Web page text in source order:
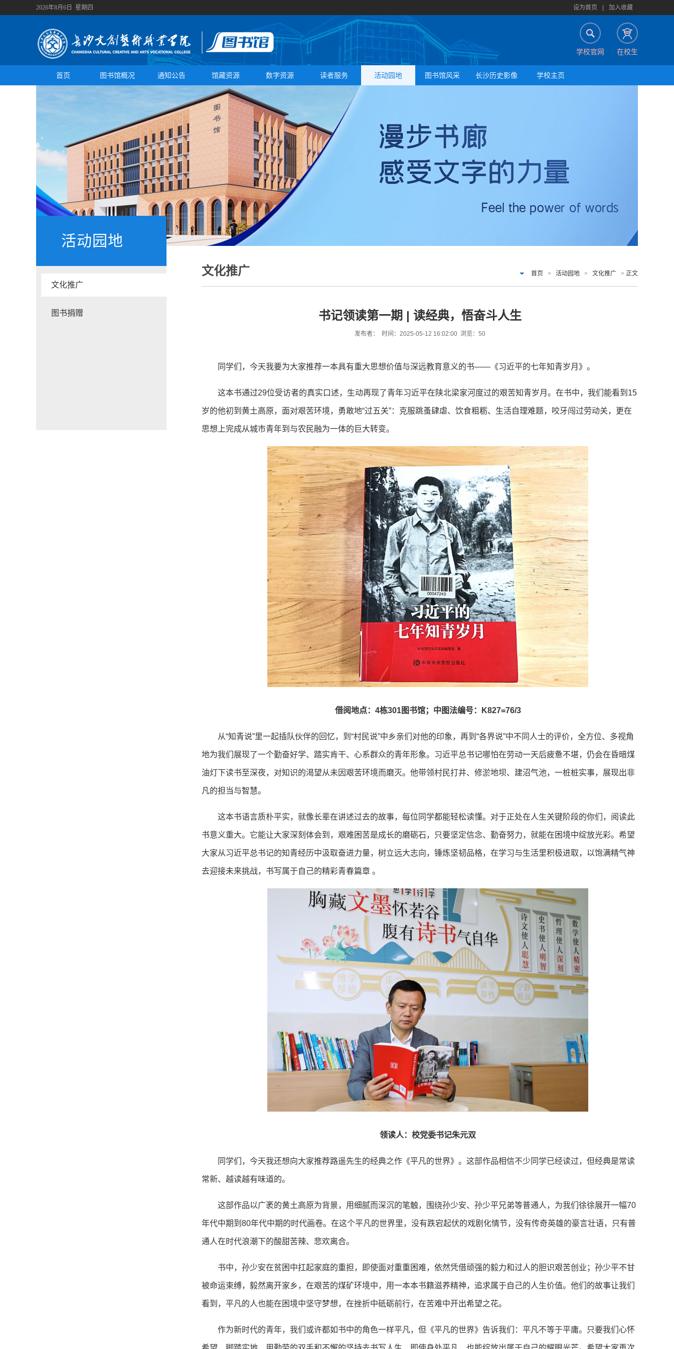
2026年8月6日 星期四 设为首页 加入收藏
学校官网 在校生
首页 图书馆概况 通知公告 馆藏资源 数字资源 读者服务 活动园地 图书馆风采 长沙历史影像 学校主页
活动园地
文化推广
图书捐赠
文化推广 首页 > 活动园地 > 文化推广 > 正文
书记领读第一期 | 读经典，悟奋斗人生
发布者： 时间：2025-05-12 16:02:00 浏览： 50
同学们，今天我要为大家推荐一本具有重大思想价值与深远教育意义的书——《习近平的七年知青岁月》。
这本书通过29位受访者的真实口述，生动再现了青年习近平在陕北梁家河度过的艰苦知青岁月。在书中，我们能看到15
岁的他初到黄土高原，面对艰苦环境，勇敢地“过五关”：克服跳蚤肆虐、饮食粗粝、生活自理难题，咬牙闯过劳动关，更在
思想上完成从城市青年到与农民融为一体的巨大转变。
借阅地点：4栋301图书馆；中图法编号：K827=76/3
从“知青说”里一起插队伙伴的回忆，到“村民说”中乡亲们对他的印象，再到“各界说”中不同人士的评价，全方位、多视角
地为我们展现了一个勤奋好学、踏实肯干、心系群众的青年形象。习近平总书记哪怕在劳动一天后疲惫不堪，仍会在昏暗煤
油灯下读书至深夜，对知识的渴望从未因艰苦环境而磨灭。他带领村民打井、修淤地坝、建沼气池，一桩桩实事，展现出非
凡的担当与智慧。
这本书语言质朴平实，就像长辈在讲述过去的故事，每位同学都能轻松读懂。对于正处在人生关键阶段的你们，阅读此
书意义重大。它能让大家深刻体会到，艰难困苦是成长的磨砺石，只要坚定信念、勤奋努力，就能在困境中绽放光彩。希望
大家从习近平总书记的知青经历中汲取奋进力量，树立远大志向，锤炼坚韧品格，在学习与生活里积极进取，以饱满精气神
去迎接未来挑战，书写属于自己的精彩青春篇章 。
领读人：校党委书记朱元双
同学们，今天我还想向大家推荐路遥先生的经典之作《平凡的世界》。这部作品相信不少同学已经读过，但经典是常读
常新、越读越有味道的。
这部作品以广袤的黄土高原为背景，用细腻而深沉的笔触，围绕孙少安、孙少平兄弟等普通人，为我们徐徐展开一幅70
年代中期到80年代中期的时代画卷。在这个平凡的世界里，没有跌宕起伏的戏剧化情节，没有传奇英雄的豪言壮语，只有普
通人在时代浪潮下的酸甜苦辣、悲欢离合。
书中，孙少安在贫困中扛起家庭的重担，即使面对重重困难，依然凭借顽强的毅力和过人的胆识艰苦创业；孙少平不甘
被命运束缚，毅然离开家乡，在艰苦的煤矿环境中，用一本本书籍滋养精神，追求属于自己的人生价值。他们的故事让我们
看到，平凡的人也能在困境中坚守梦想，在挫折中砥砺前行，在苦难中开出希望之花。
作为新时代的青年，我们或许都如书中的角色一样平凡，但《平凡的世界》告诉我们：平凡不等于平庸。只要我们心怀